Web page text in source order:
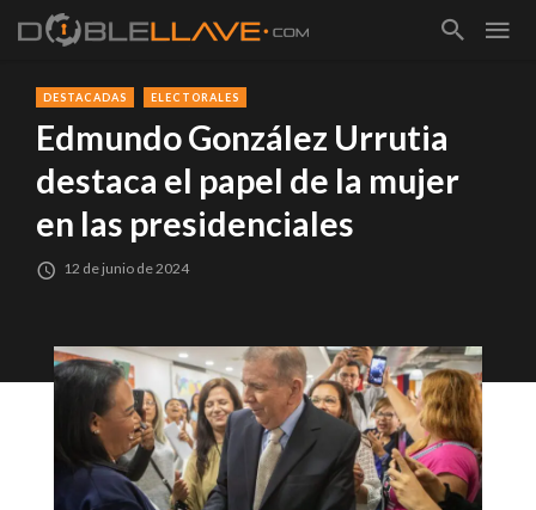
DESTACADAS ELECTORALES
Edmundo González Urrutia
destaca el papel de la mujer
en las presidenciales
12 de junio de 2024